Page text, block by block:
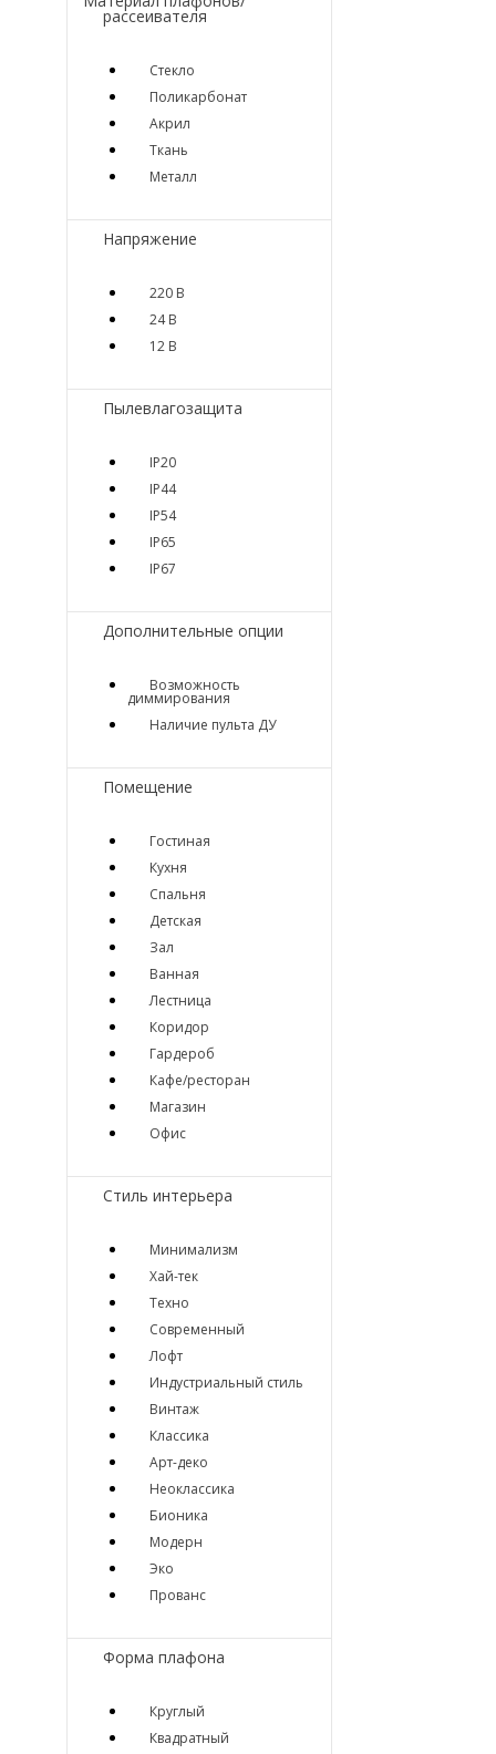
рассеивателя
Стекло
Поликарбонат
Акрил
Ткань
Металл
Напряжение
220 В
24 В
12 В
Пылевлагозащита
IP20
IP44
IP54
IP65
IP67
Дополнительные опции
Возможность
диммирования
Наличие пульта ДУ
Помещение
Гостиная
Кухня
Спальня
Детская
Зал
Ванная
Лестница
Коридор
Гардероб
Кафе/ресторан
Магазин
Офис
Стиль интерьера
Минимализм
Хай-тек
Техно
Современный
Лофт
Индустриальный стиль
Винтаж
Классика
Арт-деко
Неоклассика
Бионика
Модерн
Эко
Прованс
Форма плафона
Круглый
Квадратный